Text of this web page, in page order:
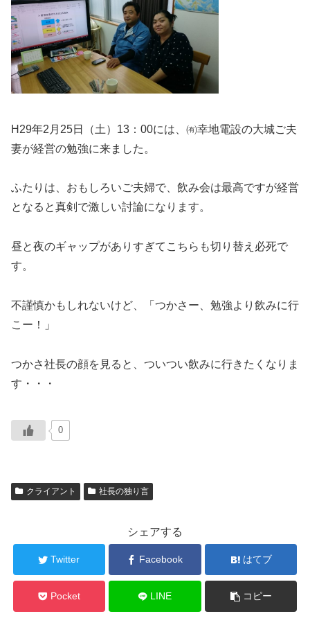
H29年2月25日（土）13：00には、㈲幸地電設の大城ご夫
妻が経営の勉強に来ました。
ふたりは、おもしろいご夫婦で、飲み会は最高ですが経営
となると真剣で激しい討論になります。
昼と夜のギャップがありすぎてこちらも切り替え必死で
す。
不謹慎かもしれないけど、「つかさー、勉強より飲みに行
こー！」
つかさ社長の顔を見ると、ついつい飲みに行きたくなりま
す・・・
0
クライアント 社長の独り言
シェアする
Twitter Facebook はてブ
Pocket LINE コピー